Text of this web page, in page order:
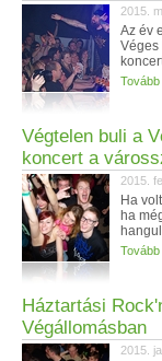
2015.
Az év
Véges
Tovább
Végtelen buli a
koncert a
2015.
Ha
ha
Tovább
Háztartási
Végállomásban
2015.